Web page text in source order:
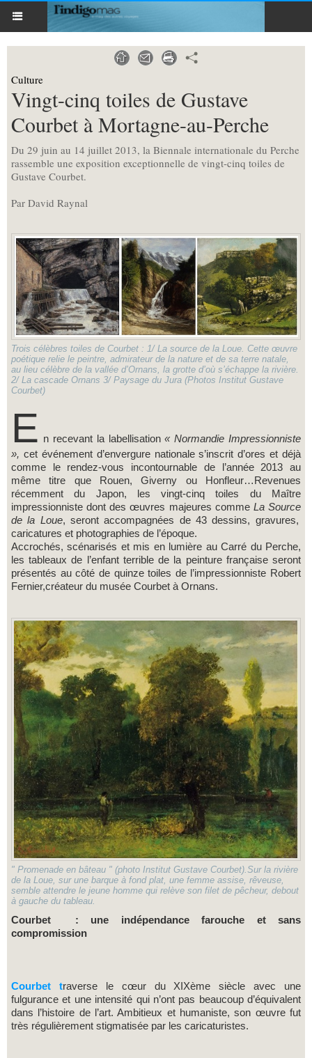
Culture
Vingt-cinq toiles de Gustave
Courbet à Mortagne-au-Perche
Du 29 juin au 14 juillet 2013, la Biennale internationale du Perche
rassemble une exposition exceptionnelle de vingt-cinq toiles de
Gustave Courbet.
Par David Raynal
Trois célèbres toiles de Courbet : 1/ La source de la Loue. Cette œuvre
poétique relie le peintre, admirateur de la nature et de sa terre natale,
au lieu célèbre de la vallée d’Ornans, la grotte d’où s’échappe la rivière.
2/ La cascade Ornans 3/ Paysage du Jura (Photos Institut Gustave
Courbet)
E n recevant la labellisation« Normandie Impressionniste
», cet événement d’envergure nationale s’inscrit d’ores et déjà
comme le rendez-vous incontournable de l’année 2013 au
même titre que Rouen, Giverny ou Honfleur…Revenues
récemment du Japon, les vingt-cinq toiles du Maître
impressionniste dont des œuvres majeures comme La Source
de la Loue, seront accompagnées de 43 dessins, gravures,
caricatures et photographies de l’époque.
Accrochés, scénarisés et mis en lumière au Carré du Perche,
les tableaux de l’enfant terrible de la peinture française seront
présentés au côté de quinze toiles de l’impressionniste Robert
Fernier,créateur du musée Courbet à Ornans.
" Promenade en bâteau " (photo Institut Gustave Courbet).Sur la rivière
de la Loue, sur une barque à fond plat, une femme assise, rêveuse,
semble attendre le jeune homme qui relève son filet de pêcheur, debout
à gauche du tableau.
Courbet : une indépendance farouche et sans
compromission
Courbet traverse le cœur du XIXème siècle avec une
fulgurance et une intensité qui n’ont pas beaucoup d’équivalent
dans l’histoire de l’art. Ambitieux et humaniste, son œuvre fut
très régulièrement stigmatisée par les caricaturistes.